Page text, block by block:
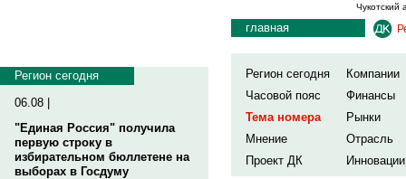
Чукотский
Регион сегодня
06.08 |
"Единая Россия" получила
первую строку в
избирательном бюллетене на
выборах в Госдуму
главная
Регион сегодня
Компании
Часовой пояс
Финансы
Тема номера
Рынки
Мнение
Отрасль
Проект ДК
Инновации